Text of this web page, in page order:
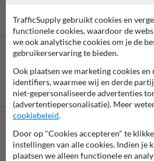
Neem contact met ons op
Wij zijn op werkdagen (van 8.00 tot
TrafficSupply gebruikt cookies en
functionele cookies, waardoor de
we ook analytische cookies om je de
gebruikerservaring te bieden.
Ook plaatsen we marketing cookies
identifiers, waarmee wij en derde
niet-gepersonaliseerde advertenties
(advertentiepersonalisatie). Meer
cookiebeleid.
Door op "Cookies accepteren" te
instellingen van alle cookies. Indien je
plaatsen we alleen functionele en